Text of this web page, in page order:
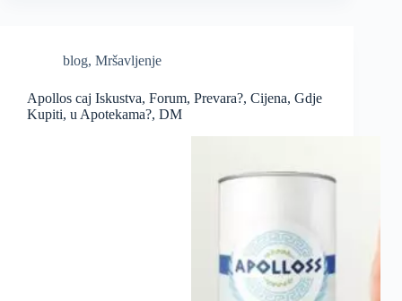
blog, Mršavljenje
Apollos caj Iskustva, Forum, Prevara?, Cijena, Gdje
Kupiti, u Apotekama?, DM